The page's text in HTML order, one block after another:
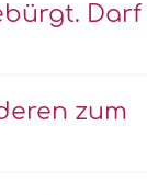
Darf
zum